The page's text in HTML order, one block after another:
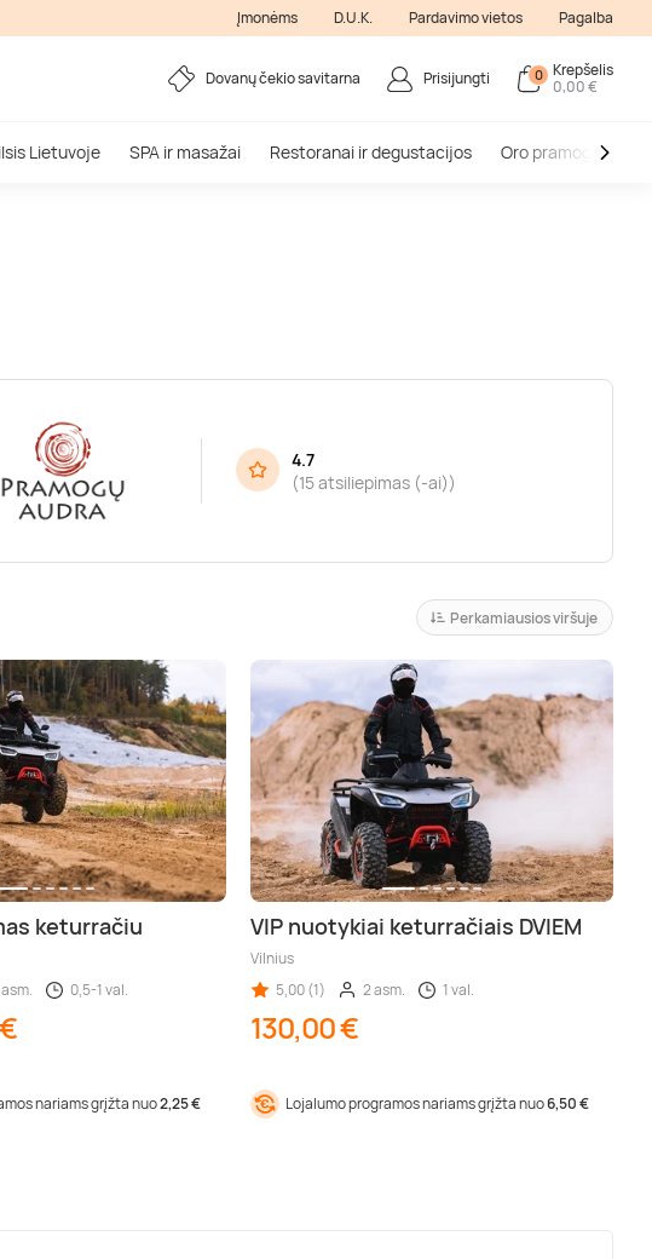
Įmonėms D.U.K. Pardavimo vietos Pagalba
Dovanų čekio savitarna Prisijungti 0 Krepšelis
0,00 €
Lietuvoje SPA ir masažai Restoranai ir degustacijos Oro pramogos
4.7
(15 atsiliepimas (-ai))
Perkamiausios viršuje
keturračiu
0,5-1 val.
nariams grįžta nuo2,25 €
VIP nuotykiai keturračiais DVIEM
Vilnius
5,00 (1)
2 asm. 1 val.
130,00 €
Lojalumo programos nariams grįžta nuo6,50 €